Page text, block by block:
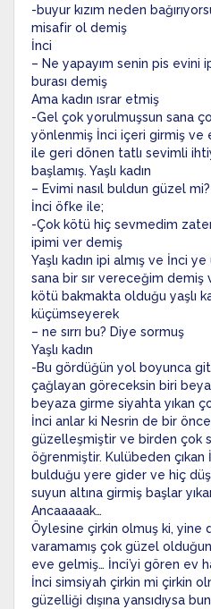
-buyur kızım neden
misafir ol demiş
İnci
– Ne yapayım senin pis evini
burası demiş
Ama kadın ısrar etmiş
-Gel çok yorulmuşsun sana
yönlenmiş İnci içeri girmiş ve
ile geri dönen tatlı sevimli
başlamış. Yaşlı kadın
– Evimi nasıl buldun güzel
İnci öfke ile;
-Çok kötü hiç sevmedim
ipimi ver demiş
Yaşlı kadın ipi almış ve İnci
sana bir sır vereceğim demiş
kötü bakmakta olduğu yaşlı
küçümseyerek
– ne sırrı bu? Diye sormuş
Yaşlı kadın
-Bu gördüğün yol boyunca
çağlayan göreceksin biri
beyaza girme siyahta yıkan
İnci anlar ki Nesrin de bir
güzelleşmiştir ve birden çok
öğrenmiştir. Kulübeden çıkan
bulduğu yere gider ve hiç
suyun altına girmiş başlar
Ancaaaaak…
Öylesine çirkin olmuş ki, yine
varamamış çok güzel
eve gelmiş… İnci’yi gören ev
İnci simsiyah çirkin mi çirkin
güzelliği dışına yansıdıysa